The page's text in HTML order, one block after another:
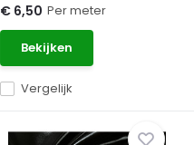
Vergelijk
€ 6,50 Per meter
Bekijken